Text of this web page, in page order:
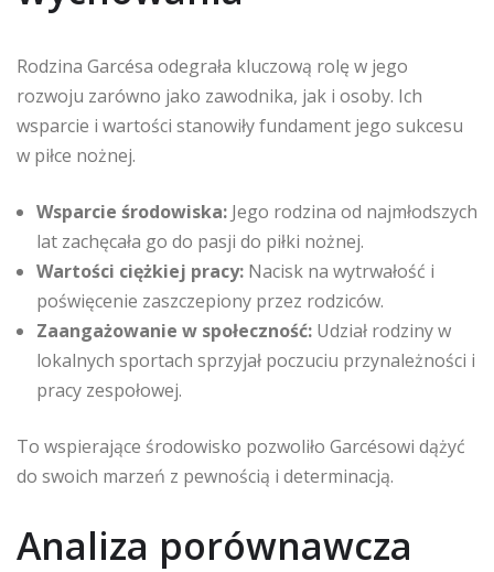
Rodzina Garcésa odegrała kluczową rolę w jego
rozwoju zarówno jako zawodnika, jak i osoby. Ich
wsparcie i wartości stanowiły fundament jego sukcesu
w piłce nożnej.
Wsparcie środowiska: Jego rodzina od najmłodszych
lat zachęcała go do pasji do piłki nożnej.
Wartości ciężkiej pracy: Nacisk na wytrwałość i
poświęcenie zaszczepiony przez rodziców.
Zaangażowanie w społeczność: Udział rodziny w
lokalnych sportach sprzyjał poczuciu przynależności i
pracy zespołowej.
To wspierające środowisko pozwoliło Garcésowi dążyć
do swoich marzeń z pewnością i determinacją.
Analiza porównawcza